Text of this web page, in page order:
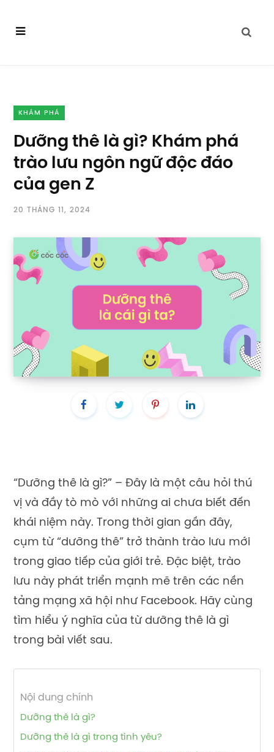
KHÁM PHÁ
Dưỡng thê là gì? Khám phá
trào lưu ngôn ngữ độc đáo
của gen Z
20 THÁNG 11, 2024
“Dưỡng thê là gì?” – Đây là một câu hỏi thú
vị và đầy tò mò với những ai chưa biết đến
khái niệm này. Trong thời gian gần đây,
cụm từ “dưỡng thê” trở thành trào lưu mới
trong giao tiếp của giới trẻ. Đặc biệt, trào
lưu này phát triển mạnh mẽ trên các nền
tảng mạng xã hội như Facebook. Hãy cùng
tìm hiểu ý nghĩa của từ dưỡng thê là gì
trong bài viết sau.
Nội dung chính
Dưỡng thê là gì?
Dưỡng thê là gì trong tình yêu?